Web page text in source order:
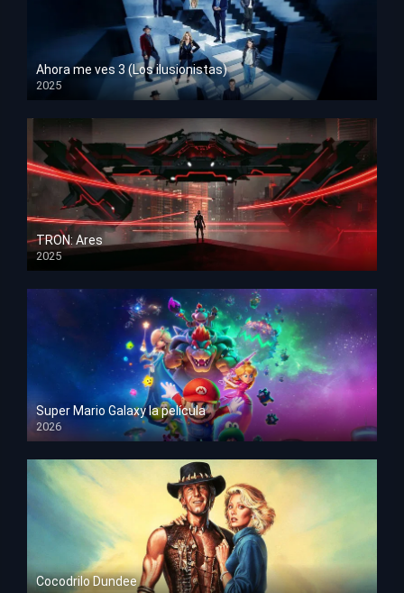
Ahora me ves 3 (Los ilusionistas)
2025
HD 1080p
TRON: Ares
2025
HD 1080p
Super Mario Galaxy la película
2026
HD 1080p
Cocodrilo Dundee